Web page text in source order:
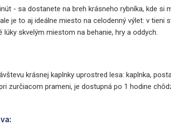
- sa dostanete na breh krásneho rybníka, kde si
je to aj ideálne miesto na celodenný výlet: v tieni
skvelým miestom na behanie, hry a oddych.
krásnej kaplnky uprostred lesa: kaplnka,
zurčiacom prameni, je dostupná po 1 hodine